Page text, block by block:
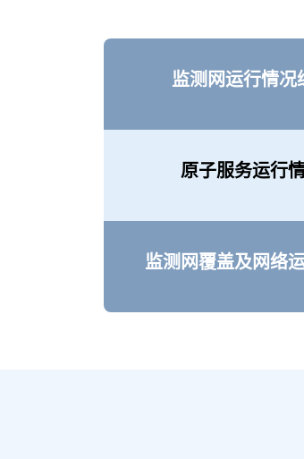
监测网运行情况
原子服务运行
监测网覆盖及网络